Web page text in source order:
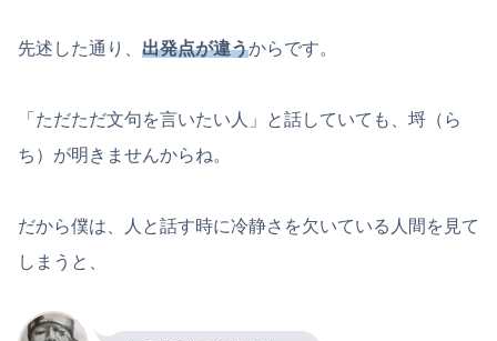
先述した通り、 出発点が違うからです。
「ただただ文句を言いたい人」と話していても、埒（ら
ち）が明きませんからね。
だから僕は、人と話す時に冷静さを欠いている人間を見て
しまうと、